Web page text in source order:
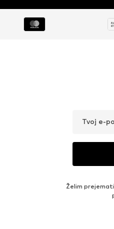
Tvoj e-
Želim